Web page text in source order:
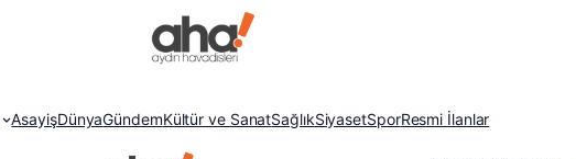
AsayişDünyaGündemKültür ve SanatSağlıkSiyasetSporResmi İlanlar